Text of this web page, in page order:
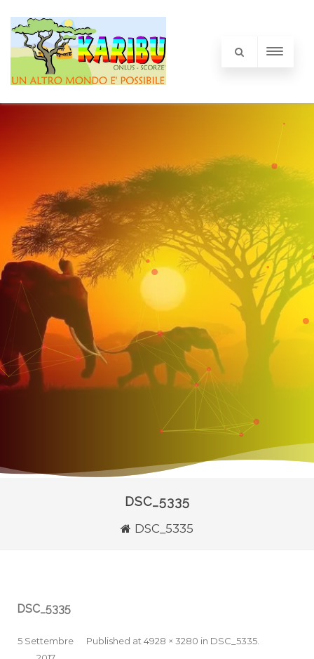
DSC_5335
DSC_5335
DSC_5335
Published
5 Settembre
at 4928 × 3280 in DSC_5335